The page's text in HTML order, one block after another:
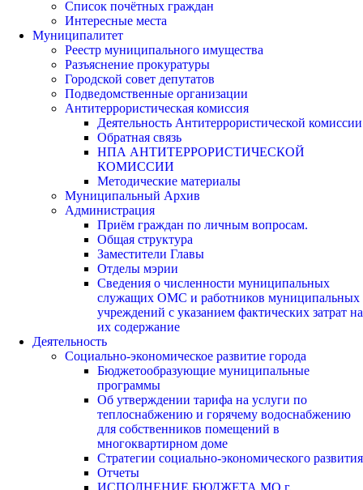
Список почётных граждан
Интересные места
Муниципалитет
Реестр муниципального имущества
Разъяснение прокуратуры
Городской совет депутатов
Подведомственные организации
Антитеррористическая комиссия
Деятельность Антитеррористической комиссии
Обратная связь
НПА АНТИТЕРРОРИСТИЧЕСКОЙ
КОМИССИИ
Методические материалы
Муниципальный Архив
Администрация
Приём граждан по личным вопросам.
Общая структура
Заместители Главы
Отделы мэрии
Сведения о численности муниципальных
служащих ОМС и работников муниципальных
учреждений с указанием фактических затрат на
их содержание
Деятельность
Социально-экономическое развитие города
Бюджетообразующие муниципальные
программы
Об утверждении тарифа на услуги по
теплоснабжению и горячему водоснабжению
для собственников помещений в
многоквартирном доме
Стратегии социально-экономического развития
Отчеты
ИСПОЛНЕНИЕ БЮДЖЕТА МО г.